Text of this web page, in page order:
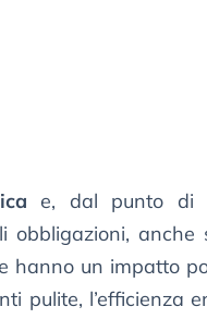
e, dal punto di
obbligazioni, anche
hanno un impatto
pulite, l’efficienza